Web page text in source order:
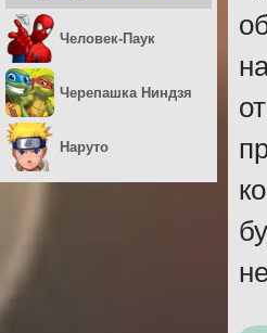
Человек-Паук
Черепашка Ниндзя
Наруто